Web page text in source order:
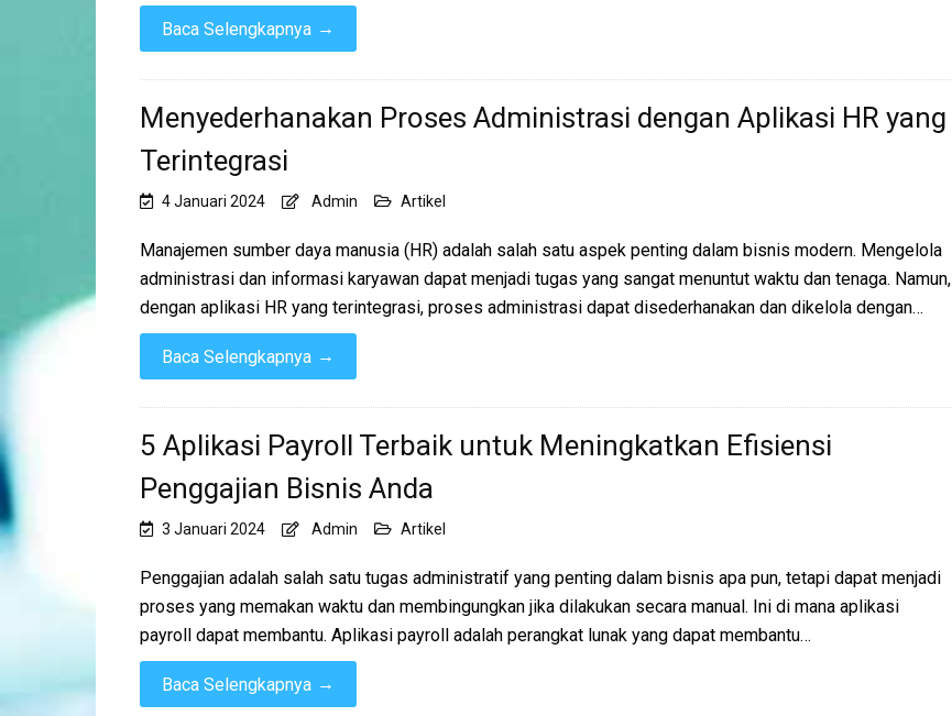
Baca Selengkapnya →
Menyederhanakan Proses Administrasi dengan Aplikasi HR yang
Terintegrasi
4 Januari 2024 Admin Artikel
Manajemen sumber daya manusia (HR) adalah salah satu aspek penting dalam bisnis modern. Mengelola
administrasi dan informasi karyawan dapat menjadi tugas yang sangat menuntut waktu dan tenaga. Namun,
dengan aplikasi HR yang terintegrasi, proses administrasi dapat disederhanakan dan dikelola dengan…
Baca Selengkapnya →
5 Aplikasi Payroll Terbaik untuk Meningkatkan Efisiensi
Penggajian Bisnis Anda
3 Januari 2024 Admin Artikel
Penggajian adalah salah satu tugas administratif yang penting dalam bisnis apa pun, tetapi dapat menjadi
proses yang memakan waktu dan membingungkan jika dilakukan secara manual. Ini di mana aplikasi
payroll dapat membantu. Aplikasi payroll adalah perangkat lunak yang dapat membantu…
Baca Selengkapnya →